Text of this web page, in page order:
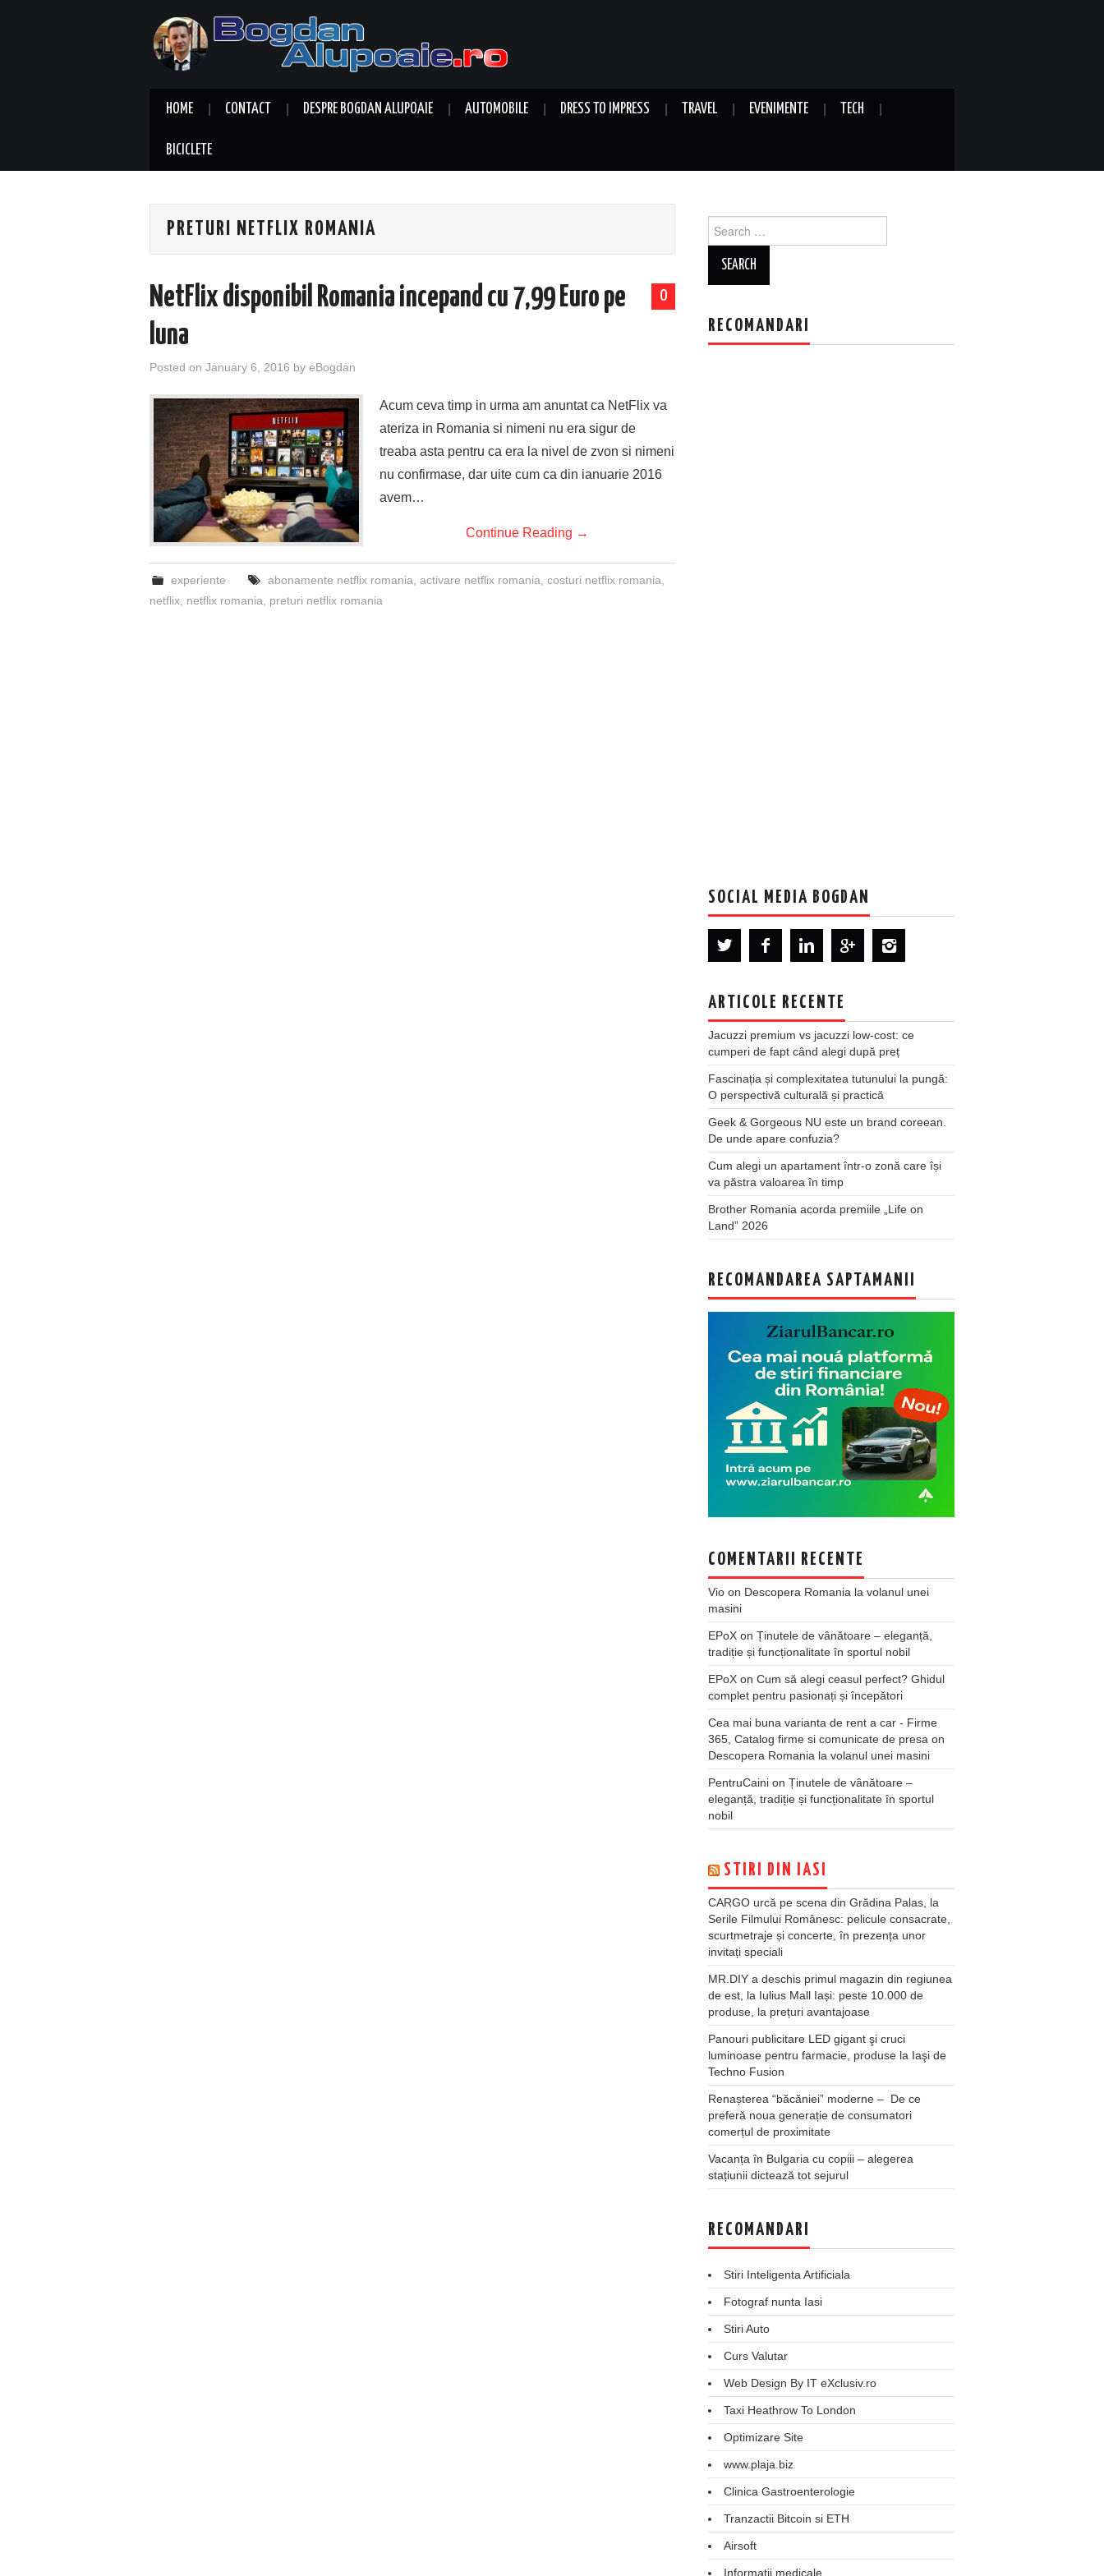
HOME CONTACT DESPRE BOGDAN ALUPOAIE AUTOMOBILE DRESS TO IMPRESS TRAVEL EVENIMENTE TECH
BICICLETE
PRETURI NETFLIX ROMANIA
0
NetFlix disponibil Romania incepand cu 7,99 Euro pe
luna
Posted on January 6, 2016 by eBogdan
Acum ceva timp in urma am anuntat ca NetFlix va
ateriza in Romania si nimeni nu era sigur de
treaba asta pentru ca era la nivel de zvon si nimeni
nu confirmase, dar uite cum ca din ianuarie 2016
avem…
Continue Reading →
experiente abonamente netflix romania activare netflix romania costuri netflix romania
netflix netflix romania preturi netflix romania
for:
RECOMANDARI
SOCIAL MEDIA BOGDAN
ARTICOLE RECENTE
Jacuzzi premium vs jacuzzi low-cost: ce
cumperi de fapt când alegi după preț
Fascinația și complexitatea tutunului la pungă:
O perspectivă culturală și practică
Geek & Gorgeous NU este un brand coreean.
De unde apare confuzia?
Cum alegi un apartament într-o zonă care își
va păstra valoarea în timp
Brother Romania acorda premiile „Life on
Land” 2026
RECOMANDAREA SAPTAMANII
COMENTARII RECENTE
Vio on Descopera Romania la volanul unei
masini
EPoX on Ținutele de vânătoare – eleganță,
tradiție și funcționalitate în sportul nobil
EPoX on Cum să alegi ceasul perfect? Ghidul
complet pentru pasionați și începători
Cea mai buna varianta de rent a car - Firme
365, Catalog firme si comunicate de presa on
Descopera Romania la volanul unei masini
PentruCaini on Ținutele de vânătoare –
eleganță, tradiție și funcționalitate în sportul
nobil
STIRI DIN IASI
CARGO urcă pe scena din Grădina Palas, la
Serile Filmului Românesc: pelicule consacrate,
scurtmetraje și concerte, în prezența unor
invitați speciali
MR.DIY a deschis primul magazin din regiunea
de est, la Iulius Mall Iași: peste 10.000 de
produse, la prețuri avantajoase
Panouri publicitare LED gigant şi cruci
luminoase pentru farmacie, produse la Iaşi de
Techno Fusion
Renașterea “băcăniei” moderne – De ce
preferă noua generație de consumatori
comerțul de proximitate
Vacanța în Bulgaria cu copiii – alegerea
stațiunii dictează tot sejurul
RECOMANDARI
Stiri Inteligenta Artificiala
Fotograf nunta Iasi
Stiri Auto
Curs Valutar
Web Design By IT eXclusiv.ro
Taxi Heathrow To London
Optimizare Site
www.plaja.biz
Clinica Gastroenterologie
Tranzactii Bitcoin si ETH
Airsoft
Informatii medicale